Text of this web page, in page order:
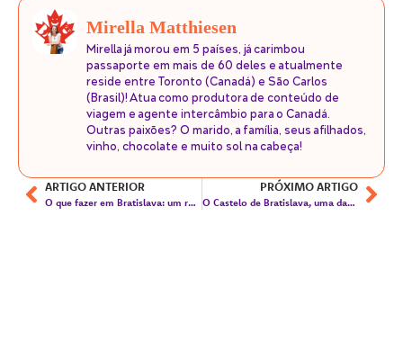
Mirella Matthiesen
Mirella já morou em 5 países, já carimbou
passaporte em mais de 60 deles e atualmente
reside entre Toronto (Canadá) e São Carlos
(Brasil)! Atua como produtora de conteúdo de
viagem e agente intercâmbio para o Canadá.
Outras paixões? O marido, a família, seus afilhados,
vinho, chocolate e muito sol na cabeça!
ARTIGO ANTERIOR
O que fazer em Bratislava: um roteiro para conhecer a capital da Eslováquia!
PRÓXIMO ARTIGO
O Castelo de Bratislava, uma das maiores atrações da Eslováquia!